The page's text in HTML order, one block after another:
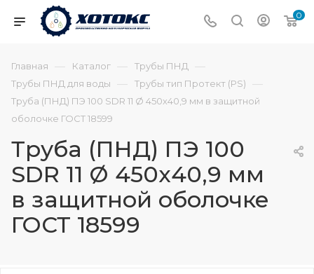
0
Главная — Каталог — Трубы ПНД —
Трубы ПНД для воды — Трубы тип Протект (PS) —
Труба (ПНД) ПЭ 100 SDR 11 Ø 450х40,9 мм в защитной
оболочке ГОСТ 18599
Труба (ПНД) ПЭ 100
SDR 11 Ø 450х40,9 мм
в защитной оболочке
ГОСТ 18599